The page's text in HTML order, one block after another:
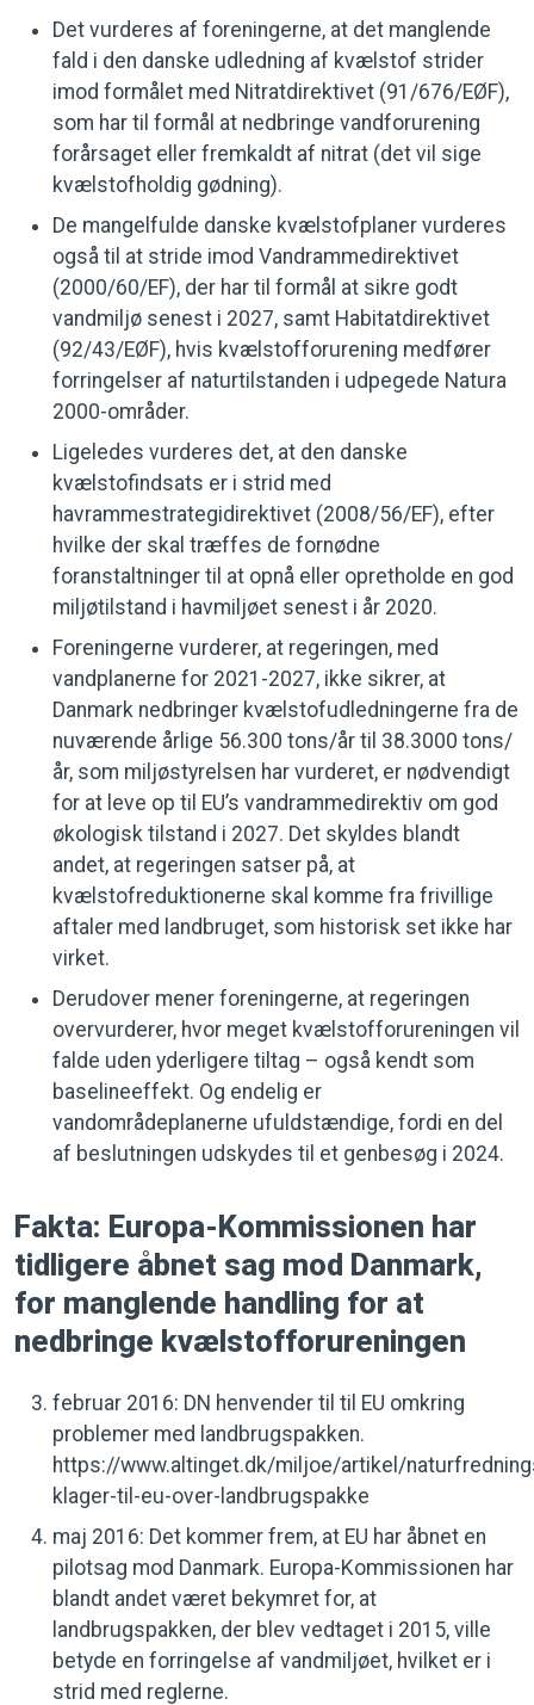
Det vurderes af foreningerne, at det manglende
fald i den danske udledning af kvælstof strider
imod formålet med Nitratdirektivet (91/676/EØF),
som har til formål at nedbringe vandforurening
forårsaget eller fremkaldt af nitrat (det vil sige
kvælstofholdig gødning).
De mangelfulde danske kvælstofplaner vurderes
også til at stride imod Vandrammedirektivet
(2000/60/EF), der har til formål at sikre godt
vandmiljø senest i 2027, samt Habitatdirektivet
(92/43/EØF), hvis kvælstofforurening medfører
forringelser af naturtilstanden i udpegede Natura
2000-områder.
Ligeledes vurderes det, at den danske
kvælstofindsats er i strid med
havrammestrategidirektivet (2008/56/EF), efter
hvilke der skal træffes de fornødne
foranstaltninger til at opnå eller opretholde en god
miljøtilstand i havmiljøet senest i år 2020.
Foreningerne vurderer, at regeringen, med
vandplanerne for 2021-2027, ikke sikrer, at
Danmark nedbringer kvælstofudledningerne fra de
nuværende årlige 56.300 tons/år til 38.3000 tons/
år, som miljøstyrelsen har vurderet, er nødvendigt
for at leve op til EU’s vandrammedirektiv om god
økologisk tilstand i 2027. Det skyldes blandt
andet, at regeringen satser på, at
kvælstofreduktionerne skal komme fra frivillige
aftaler med landbruget, som historisk set ikke har
virket.
Derudover mener foreningerne, at regeringen
overvurderer, hvor meget kvælstofforureningen vil
falde uden yderligere tiltag – også kendt som
baselineeffekt. Og endelig er
vandområdeplanerne ufuldstændige, fordi en del
af beslutningen udskydes til et genbesøg i 2024.
Fakta: Europa-Kommissionen har
tidligere åbnet sag mod Danmark,
for manglende handling for at
nedbringe kvælstofforureningen
februar 2016: DN henvender til til EU omkring
problemer med landbrugspakken.
https://www.altinget.dk/miljoe/artikel/
klager-til-eu-over-landbrugspakke
maj 2016: Det kommer frem, at EU har åbnet en
pilotsag mod Danmark. Europa-Kommissionen har
blandt andet været bekymret for, at
landbrugspakken, der blev vedtaget i 2015, ville
betyde en forringelse af vandmiljøet, hvilket er i
strid med reglerne.